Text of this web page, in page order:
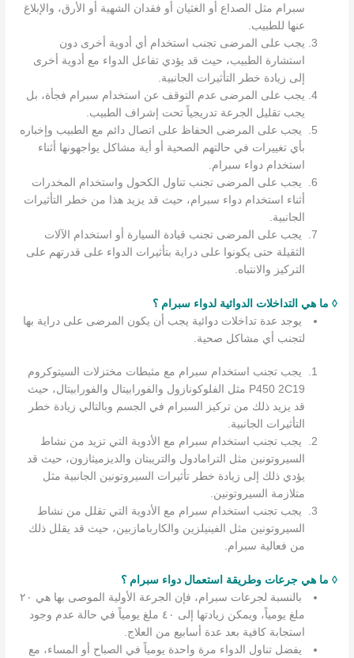
سبرام مثل الصداع أو الغثيان أو فقدان الشهية أو الأرق، والإبلاغ
عنها للطبيب.
يجب على المرضى تجنب استخدام أي أدوية أخرى دون
استشارة الطبيب، حيث قد يؤدي تفاعل الدواء مع أدوية أخرى
إلى زيادة خطر التأثيرات الجانبية.
يجب على المرضى عدم التوقف عن استخدام سبرام فجأة، بل
يجب تقليل الجرعة تدريجياً تحت إشراف الطبيب.
يجب على المرضى الحفاظ على اتصال دائم مع الطبيب وإخباره
بأي تغييرات في حالتهم الصحية أو أية مشاكل يواجهونها أثناء
استخدام دواء سبرام.
يجب على المرضى تجنب تناول الكحول واستخدام المخدرات
أثناء استخدام دواء سبرام، حيث قد يزيد هذا من خطر التأثيرات
الجانبية.
يجب على المرضى تجنب قيادة السيارة أو استخدام الآلات
الثقيلة حتى يكونوا على دراية بتأثيرات الدواء على قدرتهم على
التركيز والانتباه.
◊ ما هي التداخلات الدوائية لدواء سبرام ؟
يوجد عدة تداخلات دوائية يجب أن يكون المرضى على دراية بها
لتجنب أي مشاكل صحية.
يجب تجنب استخدام سبرام مع مثبطات مختزلات السيتوكروم
P450 2C19 مثل الفلوكونازول والفورابيتال والفورابيتال، حيث
قد يزيد ذلك من تركيز السبرام في الجسم وبالتالي زيادة خطر
التأثيرات الجانبية.
يجب تجنب استخدام سبرام مع الأدوية التي تزيد من نشاط
السيروتونين مثل الترامادول والتريبتان والديزميثازون، حيث قد
يؤدي ذلك إلى زيادة خطر تأثيرات السيروتونين الجانبية مثل
متلازمة السيروتونين.
يجب تجنب استخدام سبرام مع الأدوية التي تقلل من نشاط
السيروتونين مثل الفينيلزين والكاربامازبين، حيث قد يقلل ذلك
من فعالية سبرام.
◊ ما هي جرعات وطريقة استعمال دواء سبرام ؟
بالنسبة لجرعات سبرام، فإن الجرعة الأولية الموصى بها هي ٢٠
ملغ يومياً، ويمكن زيادتها إلى ٤٠ ملغ يومياً في حالة عدم وجود
استجابة كافية بعد عدة أسابيع من العلاج.
يفضل تناول الدواء مرة واحدة يومياً في الصباح أو المساء، مع